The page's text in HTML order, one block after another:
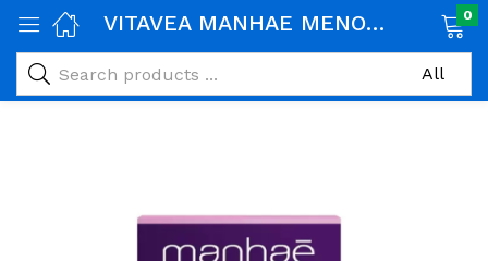
VITAVEA MANHAE MENOPAUSE 30 CAPSULES 0